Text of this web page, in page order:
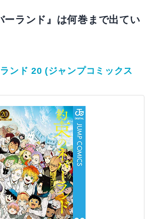
ーランド』は何巻まで出てい
ンド 20 (ジャンプコミックス